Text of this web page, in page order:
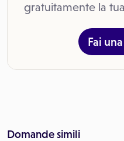
gratuitamente la
Fai
Domande simili